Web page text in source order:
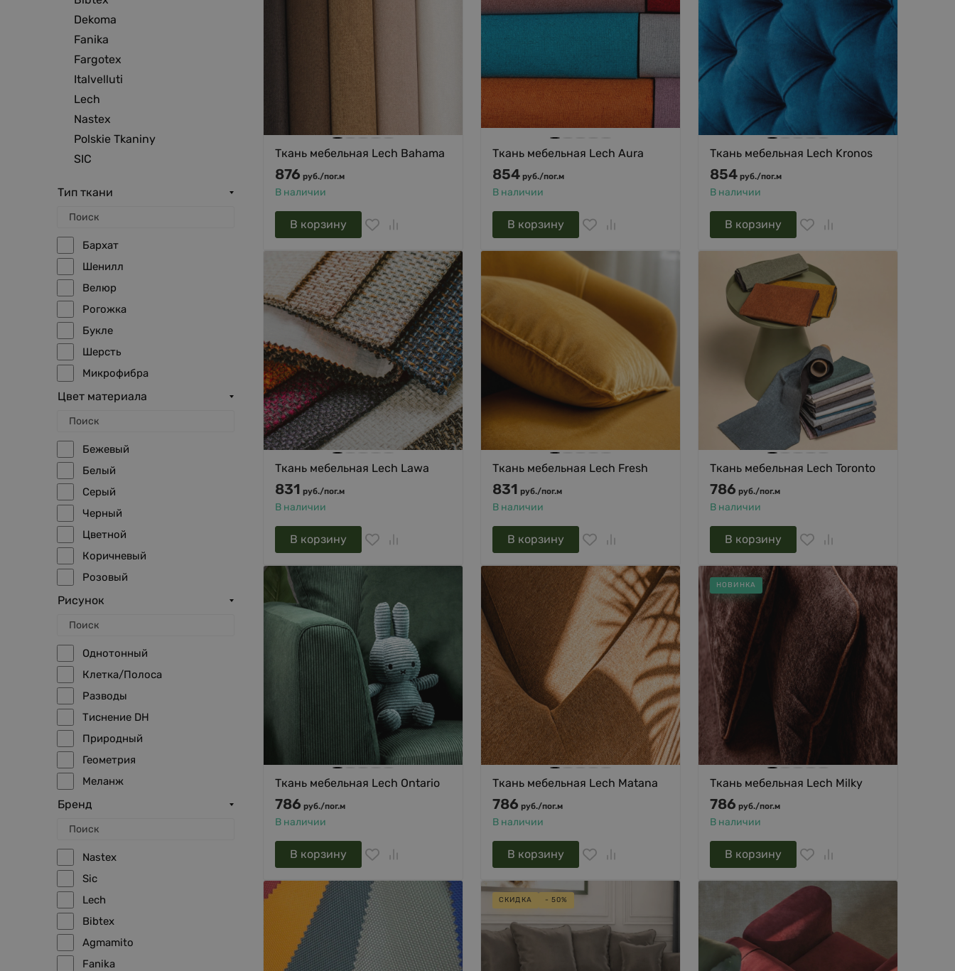
Dekoma
Fanika
Fargotex
Italvelluti
Lech
Nastex
Polskie Tkaniny
SIC
Тип ткани
Бархат
Шенилл
Велюр
Рогожка
Букле
Шерсть
Микрофибра
Вельвет
Искусственный мех
Плюш
Натуральная замша
Искусственная замша
Цвет материала
Бежевый
Белый
Серый
Черный
Цветной
Коричневый
Розовый
Красный
Желтый
Синий
Графит
Сиреневый
Бирюзовый
Золото
Медь
Рисунок
Однотонный
Клетка/Полоса
Разводы
Тиснение DH
Природный
Геометрия
Меланж
3D
Бренд
Nastex
Sic
Lech
Bibtex
Agmamito
Fanika
Ткань мебельная Lech Bahama
876 руб./пог.м
В наличии
В корзину
Ткань мебельная Lech Aura
854 руб./пог.м
В наличии
В корзину
Ткань мебельная Lech Kronos
854 руб./пог.м
В наличии
В корзину
Ткань мебельная Lech Lawa
831 руб./пог.м
В наличии
В корзину
Ткань мебельная Lech Fresh
831 руб./пог.м
В наличии
В корзину
Ткань мебельная Lech Toronto
786 руб./пог.м
В наличии
В корзину
Ткань мебельная Lech Ontario
786 руб./пог.м
В наличии
В корзину
Ткань мебельная Lech Matana
786 руб./пог.м
В наличии
В корзину
НОВИНКА
Ткань мебельная Lech Milky
786 руб./пог.м
В наличии
В корзину
СКИДКА - 50%